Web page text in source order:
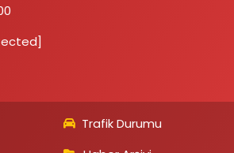
Trafik Durumu